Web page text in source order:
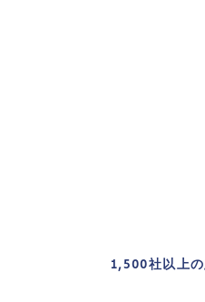
1,500社以上